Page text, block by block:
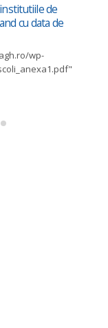
de
cu data de
wp-